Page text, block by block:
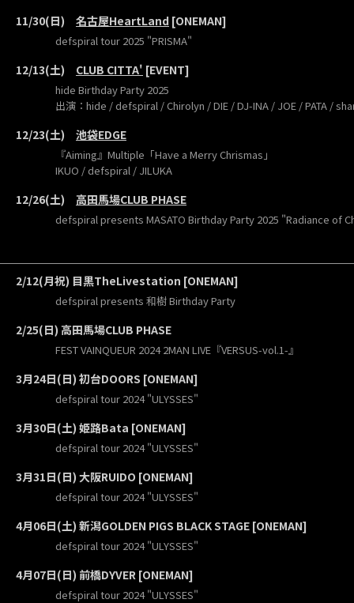
11/30(日) 名古屋HeartLand [ONEMAN]
defspiral tour 2025 "PRISMA"
12/13(土) CLUB CITTA' [EVENT]
hide Birthday Party 2025
出演：hide / defspiral / Chirolyn / DIE / DJ-INA / JOE / PATA /
12/23(土) 池袋EDGE
『Aiming』Multiple「Have a Merry Chrismas」
IKUO / defspiral / JILUKA
12/26(土) 高田馬場CLUB PHASE
defspiral presents MASATO Birthday Party 2025 "Radiance of
2/12(月祝) 目黒TheLivestation [ONEMAN]
defspiral presents 和樹 Birthday Party
2/25(日) 高田馬場CLUB PHASE
FEST VAINQUEUR 2024 2MAN LIVE『VERSUS-vol.1-』
3月24日(日) 初台DOORS [ONEMAN]
defspiral tour 2024 "ULYSSES"
3月30日(土) 姫路Bata [ONEMAN]
defspiral tour 2024 "ULYSSES"
3月31日(日) 大阪RUIDO [ONEMAN]
defspiral tour 2024 "ULYSSES"
4月06日(土) 新潟GOLDEN PIGS BLACK STAGE [ONEMAN]
defspiral tour 2024 "ULYSSES"
4月07日(日) 前橋DYVER [ONEMAN]
defspiral tour 2024 "ULYSSES"